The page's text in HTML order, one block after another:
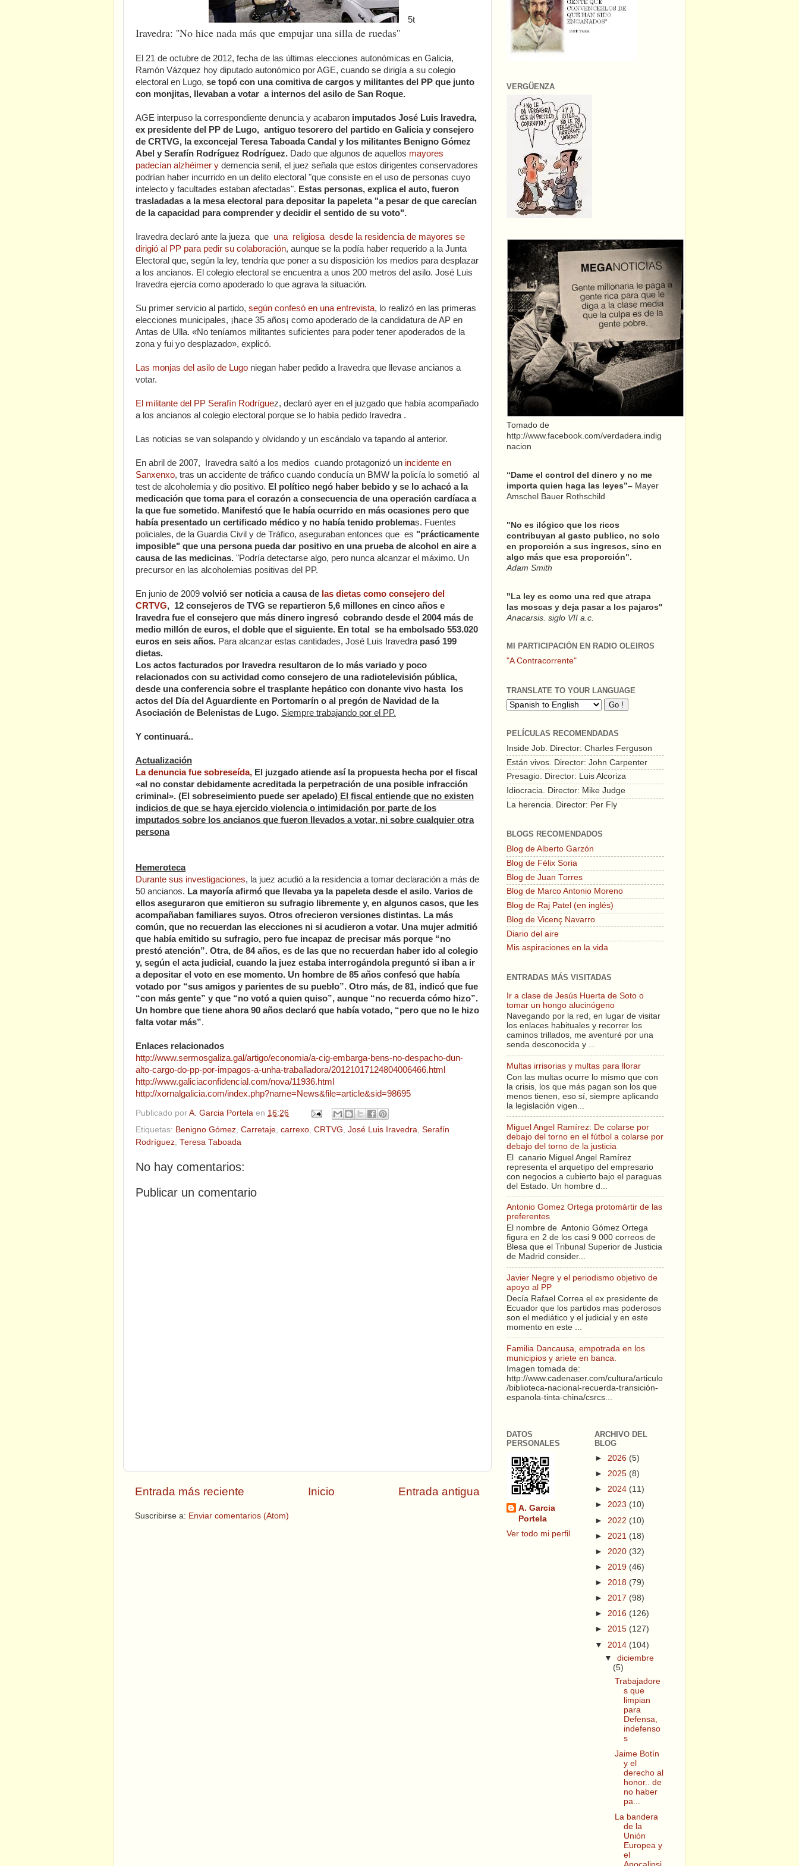
5t
Iravedra: ''No hice nada más que empujar una silla de ruedas''
El 21 de octubre de 2012, fecha de las últimas elecciones autonómicas en Galicia,
Ramón Vázquez hoy diputado autonómico por AGE, cuando se dirigía a su colegio
electoral en Lugo, se topó con una comitiva de cargos y militantes del PP que junto
con monjitas, llevaban a votar a internos del asilo de San Roque.
AGE interpuso la correspondiente denuncia y acabaron imputados José Luis Iravedra,
ex presidente del PP de Lugo, antiguo tesorero del partido en Galicia y consejero
de CRTVG, la exconcejal Teresa Taboada Candal y los militantes Benigno Gómez
Abel y Serafín Rodríguez Rodríguez. Dado que algunos de aquellos mayores
padecían alzhéimer y demencia senil, el juez señala que estos dirigentes conservadores
podrían haber incurrido en un delito electoral "que consiste en el uso de personas cuyo
intelecto y facultades estaban afectadas". Estas personas, explica el auto, fueron
trasladadas a la mesa electoral para depositar la papeleta "a pesar de que carecían
de la capacidad para comprender y decidir el sentido de su voto".
Iravedra declaró ante la jueza que una religiosa desde la residencia de mayores se
dirigió al PP para pedir su colaboración, aunque se la podía haber requerido a la Junta
Electoral que, según la ley, tendría que poner a su disposición los medios para desplazar
a los ancianos. El colegio electoral se encuentra a unos 200 metros del asilo. José Luis
Iravedra ejercía como apoderado lo que agrava la situación.
Su primer servicio al partido, según confesó en una entrevista, lo realizó en las primeras
elecciones municipales, ¡hace 35 años¡ como apoderado de la candidatura de AP en
Antas de Ulla. «No teníamos militantes suficientes para poder tener apoderados de la
zona y fui yo desplazado», explicó.
Las monjas del asilo de Lugo niegan haber pedido a Iravedra que llevase ancianos a
votar.
El militante del PP Serafín Rodríguez, declaró ayer en el juzgado que había acompañado
a los ancianos al colegio electoral porque se lo había pedido Iravedra .
Las noticias se van solapando y olvidando y un escándalo va tapando al anterior.
En abril de 2007, Iravedra saltó a los medios cuando protagonizó un incidente en
Sanxenxo, tras un accidente de tráfico cuando conducía un BMW la policía lo sometió al
test de alcoholemia y dio positivo. El político negó haber bebido y se lo achacó a la
medicación que toma para el corazón a consecuencia de una operación cardíaca a
la que fue sometido. Manifestó que le había ocurrido en más ocasiones pero que
había presentado un certificado médico y no había tenido problemas. Fuentes
policiales, de la Guardia Civil y de Tráfico, aseguraban entonces que es "prácticamente
imposible" que una persona pueda dar positivo en una prueba de alcohol en aire a
causa de las medicinas. "Podría detectarse algo, pero nunca alcanzar el máximo. Un
precursor en las alcoholemias positivas del PP.
En junio de 2009 volvió ser noticia a causa de las dietas como consejero del
CRTVG, 12 consejeros de TVG se repartieron 5,6 millones en cinco años e
Iravedra fue el consejero que más dinero ingresó cobrando desde el 2004 más de
medio millón de euros, el doble que el siguiente. En total se ha embolsado 553.020
euros en seis años. Para alcanzar estas cantidades, José Luis Iravedra pasó 199
dietas.
Los actos facturados por Iravedra resultaron de lo más variado y poco
relacionados con su actividad como consejero de una radiotelevisión pública,
desde una conferencia sobre el trasplante hepático con donante vivo hasta los
actos del Día del Aguardiente en Portomarín o al pregón de Navidad de la
Asociación de Belenistas de Lugo. Siempre trabajando por el PP.
Y continuará..
Actualización
La denuncia fue sobreseída, El juzgado atiende así la propuesta hecha por el fiscal
«al no constar debidamente acreditada la perpetración de una posible infracción
criminal». (El sobreseimiento puede ser apelado) El fiscal entiende que no existen
indicios de que se haya ejercido violencia o intimidación por parte de los
imputados sobre los ancianos que fueron llevados a votar, ni sobre cualquier otra
persona
Hemeroteca
Durante sus investigaciones, la juez acudió a la residencia a tomar declaración a más de
50 ancianos. La mayoría afirmó que llevaba ya la papeleta desde el asilo. Varios de
ellos aseguraron que emitieron su sufragio libremente y, en algunos casos, que les
acompañaban familiares suyos. Otros ofrecieron versiones distintas. La más
común, que no recuerdan las elecciones ni si acudieron a votar. Una mujer admitió
que había emitido su sufragio, pero fue incapaz de precisar más porque “no
prestó atención”. Otra, de 84 años, es de las que no recuerdan haber ido al colegio
y, según el acta judicial, cuando la juez estaba interrogándola preguntó si iban a ir
a depositar el voto en ese momento. Un hombre de 85 años confesó que había
votado por “sus amigos y parientes de su pueblo”. Otro más, de 81, indicó que fue
“con más gente” y que “no votó a quien quiso”, aunque “no recuerda cómo hizo”.
Un hombre que tiene ahora 90 años declaró que había votado, “pero que no le hizo
falta votar más”.
Enlaces relacionados
http://www.sermosgaliza.gal/artigo/economia/a-cig-embarga-bens-no-despacho-dun-
alto-cargo-do-pp-por-impagos-a-unha-traballadora/20121017124804006466.html
http://www.galiciaconfidencial.com/nova/11936.html
http://xornalgalicia.com/index.php?name=News&file=article&sid=98695
Publicado por A. Garcia Portela en 16:26
Etiquetas: Benigno Gómez Carretaje carrexo CRTVG José Luis Iravedra Serafín
Rodríguez Teresa Taboada
No hay comentarios:
Publicar un comentario
Entrada más reciente Entrada antigua
Inicio
Suscribirse a: Enviar comentarios (Atom)
VERGÜENZA
Tomado de
http://www.facebook.com/verdadera.indig
nacion
“Dame el control del dinero y no me
importa quien haga las leyes”– Mayer
Amschel Bauer Rothschild
"No es ilógico que los ricos
contribuyan al gasto publico, no solo
en proporción a sus ingresos, sino en
algo más que esa proporción".
Adam Smith
"La ley es como una red que atrapa
las moscas y deja pasar a los pajaros"
Anacarsis. siglo VII a.c.
MI PARTICIPACIÓN EN RADIO OLEIROS
"A Contracorrente"
TRANSLATE TO YOUR LANGUAGE
PELÍCULAS RECOMENDADAS
Inside Job. Director: Charles Ferguson
Están vivos. Director: John Carpenter
Presagio. Director: Luis Alcoriza
Idiocracia. Director: Mike Judge
La herencia. Director: Per Fly
BLOGS RECOMENDADOS
Blog de Alberto Garzón
Blog de Félix Soria
Blog de Juan Torres
Blog de Marco Antonio Moreno
Blog de Raj Patel (en inglés)
Blog de Vicenç Navarro
Diario del aire
Mis aspiraciones en la vida
ENTRADAS MÁS VISITADAS
Ir a clase de Jesús Huerta de Soto o
tomar un hongo alucinógeno
Navegando por la red, en lugar de visitar
los enlaces habituales y recorrer los
caminos trillados, me aventuré por una
senda desconocida y ...
Multas irrisorias y multas para llorar
Con las multas ocurre lo mismo que con
la crisis, los que más pagan son los que
menos tienen, eso sí, siempre aplicando
la legislación vigen...
Miguel Angel Ramírez: De colarse por
debajo del torno en el fútbol a colarse por
debajo del torno de la justicia
El canario Miguel Angel Ramírez
representa el arquetipo del empresario
con negocios a cubierto bajo el paraguas
del Estado. Un hombre d...
Antonio Gomez Ortega protomártir de las
preferentes
El nombre de Antonio Gómez Ortega
figura en 2 de los casi 9 000 correos de
Blesa que el Tribunal Superior de Justicia
de Madrid consider...
Javier Negre y el periodismo objetivo de
apoyo al PP
Decía Rafael Correa el ex presidente de
Ecuador que los partidos mas poderosos
son el mediático y el judicial y en este
momento en este ...
Familia Dancausa, empotrada en los
municipios y ariete en banca.
Imagen tomada de:
http://www.cadenaser.com/cultura/articulo
/biblioteca-nacional-recuerda-transición-
espanola-tinta-china/csrcs...
DATOS
PERSONALES
A. Garcia
Portela
Ver todo mi perfil
ARCHIVO DEL
BLOG
► 2026 (5)
► 2025 (8)
► 2024 (11)
► 2023 (10)
► 2022 (10)
► 2021 (18)
► 2020 (32)
► 2019 (46)
► 2018 (79)
► 2017 (98)
► 2016 (126)
► 2015 (127)
▼ 2014 (104)
▼diciembre
(5)
Trabajadore
s que
limpian
para
Defensa,
indefenso
s
Jaime Botín
y el
derecho al
honor.. de
no haber
pa...
La bandera
de la
Unión
Europea y
el